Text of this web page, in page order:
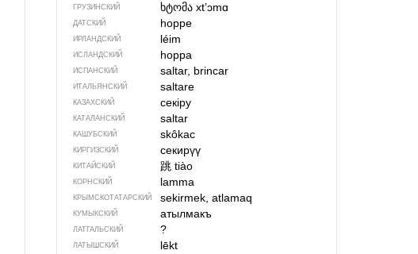
ГРУЗИНСКИЙ ხტომაxtʼɔmɑ
ДАТСКИЙ hoppe
ИРЛАНДСКИЙ léim
ИСЛАНДСКИЙ hoppa
ИСПАНСКИЙ saltar, brincar
ИТАЛЬЯНСКИЙ saltare
КАЗАХСКИЙ секіру
КАТАЛАНСКИЙ saltar
КАШУБСКИЙ skôkac
КИРГИЗСКИЙ секирүү
КИТАЙСКИЙ 跳tiào
КОРНСКИЙ lamma
КРЫМСКО­ТАТАРСКИЙ sekirmek, atlamaq
КУМЫКСКИЙ атылмакъ
ЛАТГАЛЬСКИЙ ?
ЛАТЫШСКИЙ lēkt